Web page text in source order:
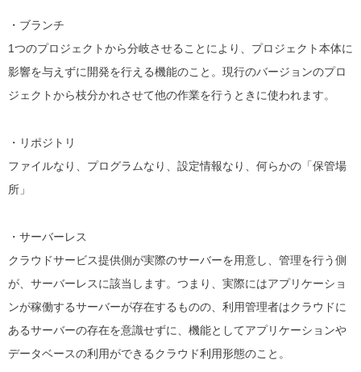
・ブランチ
1つのプロジェクトから分岐させることにより、プロジェクト本体に
影響を与えずに開発を行える機能のこと。現行のバージョンのプロ
ジェクトから枝分かれさせて他の作業を行うときに使われます。
・リポジトリ
ファイルなり、プログラムなり、設定情報なり、何らかの「保管場
所」
・サーバーレス
クラウドサービス提供側が実際のサーバーを用意し、管理を行う側
が、サーバーレスに該当します。つまり、実際にはアプリケーショ
ンが稼働するサーバーが存在するものの、利用管理者はクラウドに
あるサーバーの存在を意識せずに、機能としてアプリケーションや
データベースの利用ができるクラウド利用形態のこと。